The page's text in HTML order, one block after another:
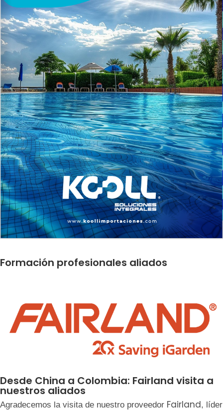
Formación profesionales aliados
Desde China a Colombia: Fairland visita a
nuestros aliados
Agradecemos la visita de nuestro proveedor Fairland, líder